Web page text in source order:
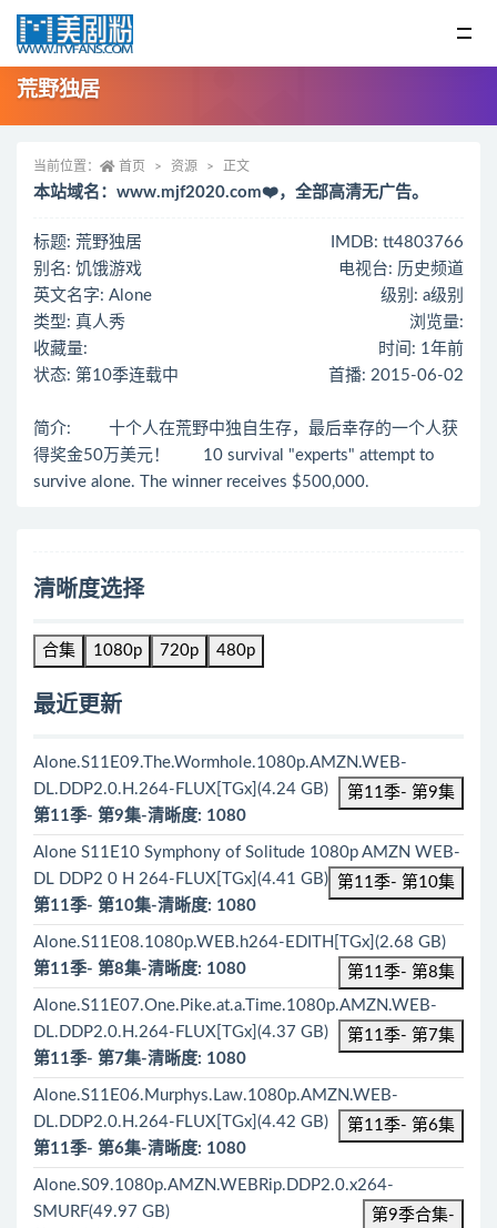
荒野独居
当前位置： 首页 资源 正文
本站域名：www.mjf2020.com❤️，全部高清无广告。
标题: 荒野独居
IMDB: tt4803766
别名: 饥饿游戏
电视台: 历史频道
英文名字: Alone
级别: a级别
类型: 真人秀
浏览量:
收藏量:
时间: 1年前
状态: 第10季连载中
首播: 2015-06-02
简介: 十个人在荒野中独自生存，最后幸存的一个人获
得奖金50万美元！ 10 survival "experts" attempt to
survive alone. The winner receives $500,000.
清晰度选择
合集 1080p 720p 480p
最近更新
Alone.S11E09.The.Wormhole.1080p.AMZN.WEB-
DL.DDP2.0.H.264-FLUX[TGx](4.24 GB)
第11季- 第9集
第11季- 第9集-清晰度: 1080
Alone S11E10 Symphony of Solitude 1080p AMZN WEB-
DL DDP2 0 H 264-FLUX[TGx](4.41 GB) 第11季- 第10集
第11季- 第10集-清晰度: 1080
Alone.S11E08.1080p.WEB.h264-EDITH[TGx](2.68 GB)
第11季- 第8集
第11季- 第8集-清晰度: 1080
Alone.S11E07.One.Pike.at.a.Time.1080p.AMZN.WEB-
DL.DDP2.0.H.264-FLUX[TGx](4.37 GB)
第11季- 第7集
第11季- 第7集-清晰度: 1080
Alone.S11E06.Murphys.Law.1080p.AMZN.WEB-
DL.DDP2.0.H.264-FLUX[TGx](4.42 GB)
第11季- 第6集
第11季- 第6集-清晰度: 1080
Alone.S09.1080p.AMZN.WEBRip.DDP2.0.x264-
SMURF(49.97 GB)
第9季合集-